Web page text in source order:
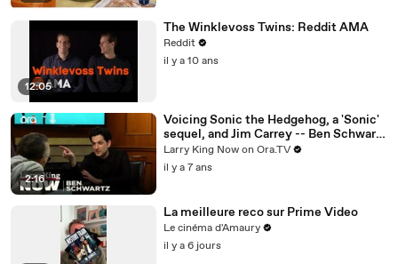
12:05
The Winklevoss Twins: Reddit AMA
Reddit
il y a 10 ans
2:16
Voicing Sonic the Hedgehog, a 'Sonic'
sequel, and Jim Carrey -- Ben Schwartz
answers your social media questions
Larry King Now on Ora.TV
il y a 7 ans
La meilleure reco sur Prime Video
Le cinéma d'Amaury
il y a 6 jours